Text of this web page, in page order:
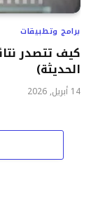
برامج وتطبيقات
الحديثة)
14 أبريل, 2026